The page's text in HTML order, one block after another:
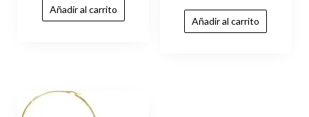
Añadir al carrito
Añadir al carrito